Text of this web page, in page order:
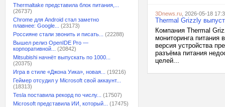
Thermaltake представила блок питания,...
(26737)
Chrome для Android стал заметно
плавнее: Google...
(23173)
Россияне стали звонить и писать...
(22288)
Вышел релиз OpenIDE Pro —
корпоративной...
(20842)
Mitsubishi начнёт выпускать по 1000...
(20375)
Игра в стиле «Джона Уика», новая...
(19216)
Геймер отсудил у Microsoft свой аккаунт...
(18313)
Tesla поставила рекорд по числу...
(17507)
Microsoft представила ИИ, который...
(17475)
3Dnews.ru , 2026-05-18
Thermal Grizzly
Компания Thermal
мониторинга питания
версия устройства
разъёма питания
целей...